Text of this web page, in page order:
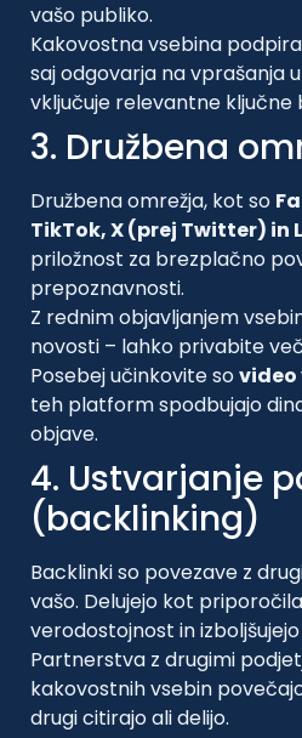
vašo publiko.
Kakovostna vsebina
saj odgovarja na vprašanja
vključuje relevantne ključne
3. Družbena
Družbena omrežja, kot so
TikTok, X (prej Twitter) in
priložnost za brezplačno
prepoznavnosti.
Z rednim objavljanjem
novosti – lahko privabite
Posebej učinkovite sovideo
teh platform spodbujajo
objave.
4. Ustvarjanje
(backlinking)
Backlinki so povezave z
vašo. Delujejo kot
verodostojnost in
Partnerstva z drugimi
kakovostnih vsebin
drugi citirajo ali delijo.